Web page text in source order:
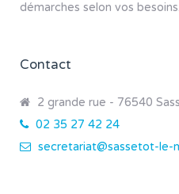
démarches selon vos besoins.
Contact
2 grande rue - 76540
02 35 27 42 24
secretariat@sassetot-le-